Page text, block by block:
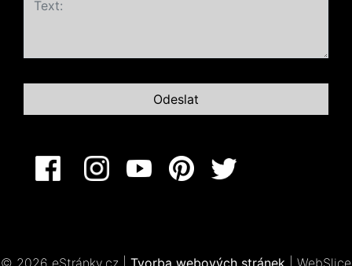
© 2026 eStránky.cz Tvorba webových stránek WebSlice